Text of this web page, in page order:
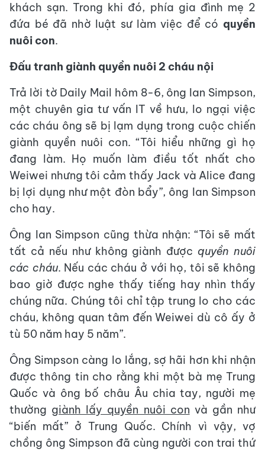
khách sạn. Trong khi đó, phía gia đình mẹ 2
đứa bé đã nhờ luật sư làm việc để có quyền
nuôi con.
Đấu tranh giành quyền nuôi 2 cháu nội
Trả lời tờ Daily Mail hôm 8-6, ông Ian Simpson,
một chuyên gia tư vấn IT về hưu, lo ngại việc
các cháu ông sẽ bị lạm dụng trong cuộc chiến
giành quyền nuôi con. “Tôi hiểu những gì họ
đang làm. Họ muốn làm điều tốt nhất cho
Weiwei nhưng tôi cảm thấy Jack và Alice đang
bị lợi dụng như một đòn bẩy”, ông Ian Simpson
cho hay.
Ông Ian Simpson cũng thừa nhận: “Tôi sẽ mất
tất cả nếu như không giành được quyền nuôi
các cháu. Nếu các cháu ở với họ, tôi sẽ không
bao giờ được nghe thấy tiếng hay nhìn thấy
chúng nữa. Chúng tôi chỉ tập trung lo cho các
cháu, không quan tâm đến Weiwei dù cô ấy ở
tù 50 năm hay 5 năm”.
Ông Simpson càng lo lắng, sợ hãi hơn khi nhận
được thông tin cho rằng khi một bà mẹ Trung
Quốc và ông bố châu Âu chia tay, người mẹ
thường giành lấy quyền nuôi con và gần như
“biến mất” ở Trung Quốc. Chính vì vậy, vợ
chồng ông Simpson đã cùng người con trai thứ